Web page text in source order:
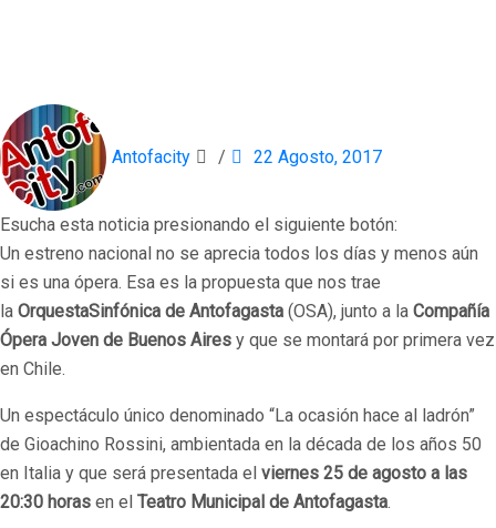
Antofacity / 22 Agosto, 2017
Esucha esta noticia presionando el siguiente botón:
Un estreno nacional no se aprecia todos los días y menos aún
si es una ópera. Esa es la propuesta que nos trae
la OrquestaSinfónica de Antofagasta (OSA), junto a la Compañía
Ópera Joven de Buenos Aires y que se montará por primera vez
en Chile.
Un espectáculo único denominado “La ocasión hace al ladrón”
de Gioachino Rossini, ambientada en la década de los años 50
en Italia y que será presentada el viernes 25 de agosto a las
20:30 horas en el Teatro Municipal de Antofagasta.